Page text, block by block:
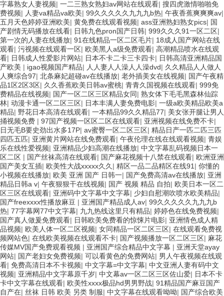
字幕熟女人妻视频| 一二三熟女熟妇av网站在线观看| 搜四虎激情啪啪免
费视频| 人妻va精品va欧美| 99久久久久久九九九b热| 午夜香蕉爽爽爽av|
五月天色婷婷亚洲欧美| 黄免费在线观看视频| ass亚洲熟妇熟女pics| 国
产剧情无码播放在线看| 日韩九色pron国产日韩| 999久久久91一区二区|
第一次的人妻在线播放| 91在线精品一区二区毛片| 18成人国产网站在线
观看| 污视频在线观看一区| 欧美黑人a级免费观看| 高潮精品喷水在线观
看| 日韩成人性爱影片网站| 日本不卡二卡三卡四卡| 日韩高清亚洲精品国
产欧美 | igao视频国产精品| 人人妻人人澡人人澡dvd| 久久精品人人做人
人爽综合97| 北条麻妃超碰av在线播放| 老外插美女在线视频| 国产午夜精
品1区2区3区| 久久香蕉欧美日韩av蜜桃| 青青久国视频在线观看| 999免
费精品在线视频| 国产一区二区三区精品女同| 熟女体下毛毛黑森林仙踪
林| 动漫卡通一区二区三区| 日本丰满人妻免费电影| 一级a欧美精品欧美a
精品| 野花日本高清在线观看| 一本精品99久久精品77| 美女张开腿让男人
捅视频免费 | 97国产视频一区区二区在线观看| 亚洲视频在线免费不卡|
日无毛B要史劲出水多17P| av蜜臀一区二区三区| 精品日产一匹二匹三匹
四匹五匹| 亚洲黄片网站在线免费观看| 午夜伦理在线在线观看视频| 青娱
乐在线性爱视频| 亚洲精品少妇高潮在线播放| 中文字幕乱码视频日本一
区二区 | 国产丝袜高清在线观看| 国产麻花视频十八禁在线观看| 欧洲亚洲
国产美女互插| 欧美性大战xxxxx久久 | 精区一品二品精区在线91 | 你懂的
小视频在线播放| 欧美 亚洲 国产 日韩一| 国产免费高清av在线播放| 亚洲
精品日韩a v| 午夜狠狠干在线视频| 国产 视频 精品 自拍| 欧美日本一区二
区三区在线观看| 亚洲码中文字幕中文字幕| 少妇自慰潮吹喷水欧美精品|
国产freexxxx性播放麻豆 | 亚洲国产精品成人av| 99久久久久久九九九b
热| 77字幕网77中文字幕| 九九热线这里只有精品| 婷婷色在线免费视频|
国产真人做爰免费观看| 日韩欧美免费看的惊悚片电影| 亚洲情色成人精
品视频| 欧美人体一区二区视频| 女同精品一区二区三区| 在线观看免费视
频网站色| 在线欧美视频在线观看不卡| 国产视频播放一区二区三区| 麻花
传媒MV国产免费观看视频 | 亚洲国产综合精品中文字幕 | 亚洲天堂ayay
网站| 国产老妇女免费视频| 可以看黄色的免费网站| 男人午夜视频在线观
看| 免费高清日本不卡视频| 中文字幕=中文字幕| 中文亚洲人妻有码中文
视频| 亚洲精品中文字幕原千岁| 中文幕av一区二区三区佐山爱| 日本不卡
卡中文字幕在线观看| 欧美性xxxx极品hd男男野战| 91精品国产麻豆国产
自产在| 丝袜 日韩 欧美 另类 制服| 中文字幕在线观看呦呦| 国产综合欧美